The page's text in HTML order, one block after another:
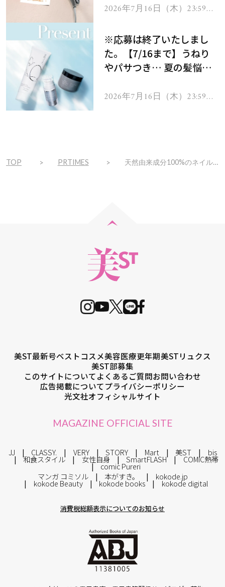
ヘアドライヤー ジュエル
2026年7月16日（木）23:59ま
※応募は終了いたしまし
た。【7/16まで】うねり
やパサつき… 夏の髪悩み
ムを13名様にプレゼン
2026年7月16日（木）23:59ま
TOP PRTIMES 天然由来成分100%のネイルオイルNATURECOオーガニックから新登場！
美ST最新号ベストコスメ美容医療更年期美STリュクス
美ST部募集
このサイトについてよくあるご質問お問い合わせ
広告掲載についてプライバシーポリシー
光文社オフィシャルサイト
MAGAZINE OFFICIAL SITE
JJ CLASSY. VERY STORY Mart 美ST bis
和食スタイル 女性自身 SmartFLASH COMIC熱帯
comic Pureri
マンガ コミソル
本がすき。 kokode.jp
kokode Beauty kokode books kokode digital
消費税総額表示についてのお知らせ